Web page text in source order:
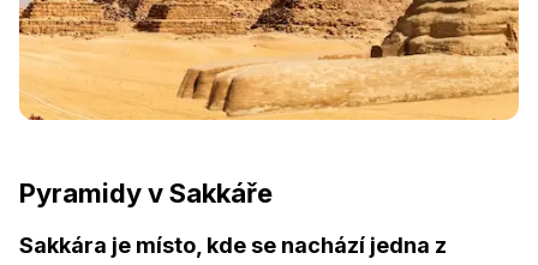
Pyramidy v Sakkáře
Sakkára je místo, kde se nachází jedna z